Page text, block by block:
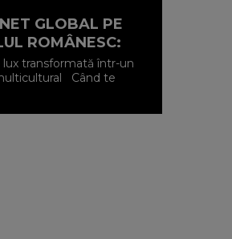
GLOBAL PE
ROMÂNESC:
5★ DIN
lux transformată într-un
Când te